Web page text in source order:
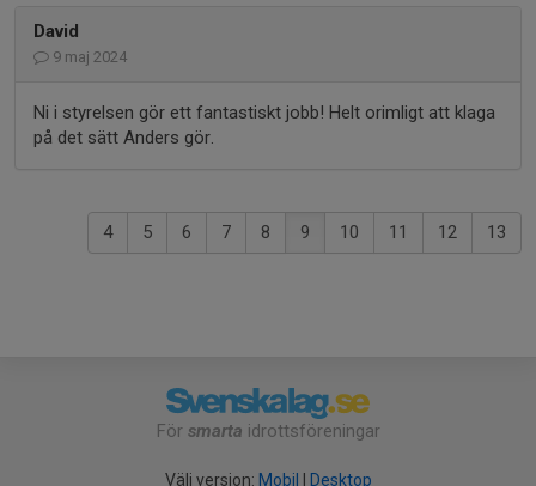
David
9 maj 2024
Ni i styrelsen gör ett fantastiskt jobb! Helt orimligt att klaga
på det sätt Anders gör.
4 5 6 7 8 9 10 11 12 13
För smarta idrottsföreningar
Välj version: Mobil Desktop